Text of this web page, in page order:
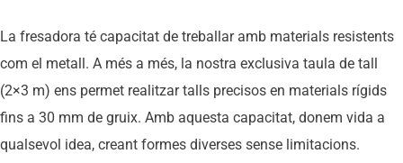
La fresadora té capacitat de treballar amb materials resistents
com el metall. A més a més, la nostra exclusiva taula de tall
(2×3 m) ens permet realitzar talls precisos en materials rígids
fins a 30 mm de gruix. Amb aquesta capacitat, donem vida a
qualsevol idea, creant formes diverses sense limitacions.